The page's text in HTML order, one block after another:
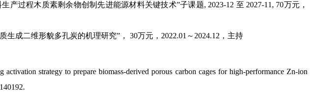
产过程木质素剩余物创制先进能源材料关键技术”子课题, 2023-12 至 2027-1 1 , 70万元，
生成二维形貌多孔炭的机理研究”， 30万元 ， 2022.01 ～ 2024.12 ，主持
activation strategy to prepare biomass-derived porous carbon cages for high-performance Zn-ion
.